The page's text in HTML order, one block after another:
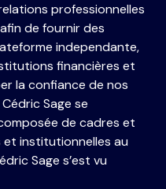
professionnelles
de fournir des
independante,
financières et
la confiance de nos
Sage se
de cadres et
institutionnelles au
Sage s’est vu